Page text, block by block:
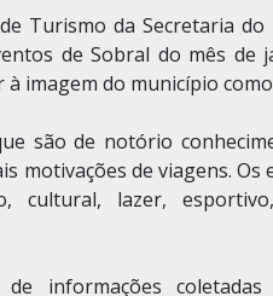
Turismo da Secretaria
de Sobral do mês
imagem do município
são de notório
motivações de viagens. Os
cultural, lazer,
informações